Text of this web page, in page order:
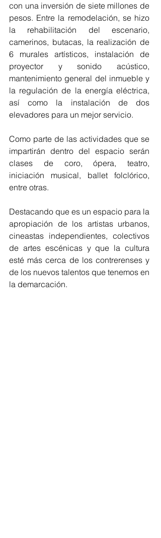
con una inversión de siete millones de
pesos. Entre la remodelación, se hizo
la rehabilitación del escenario,
camerinos, butacas, la realización de
6 murales artísticos, instalación de
proyector y sonido acústico,
mantenimiento general del inmueble y
la regulación de la energía eléctrica,
así como la instalación de dos
elevadores para un mejor servicio.
Como parte de las actividades que se
impartirán dentro del espacio serán
clases de coro, ópera, teatro,
iniciación musical, ballet folclórico,
entre otras.
Destacando que es un espacio para la
apropiación de los artistas urbanos,
cineastas independientes, colectivos
de artes escénicas y que la cultura
esté más cerca de los contrerenses y
de los nuevos talentos que tenemos en
la demarcación.